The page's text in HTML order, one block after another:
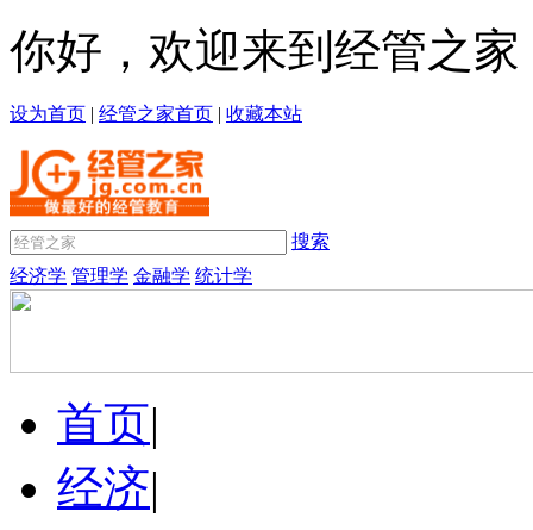
你好，欢迎来到经管之家
设为首页 | 经管之家首页 | 收藏本站
搜索
经济学 管理学 金融学 统计学
首页|
经济|